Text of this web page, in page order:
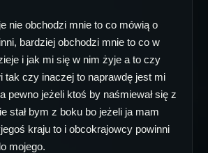
nie obchodzi mnie to co mówią o
bardziej obchodzi mnie to co w
i jak mi się w nim żyje a to czy
tak czy inaczej to naprawdę jest mi
pewno jeżeli ktoś by naśmiewał się z
stał bym z boku bo jeżeli ja mam
kraju to i obcokrajowcy powinni
mojego.